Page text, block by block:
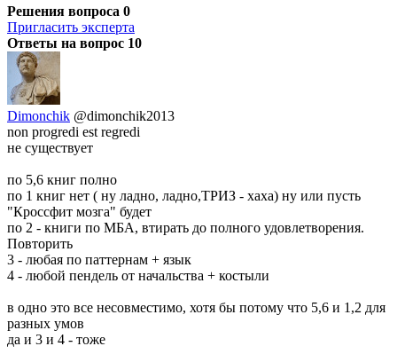
Решения вопроса 0
Пригласить эксперта
Ответы на вопрос 10
Dimonchik @dimonchik2013
non progredi est regredi
не существует
по 5,6 книг полно
по 1 книг нет ( ну ладно, ладно,ТРИЗ - хаха) ну или пусть
"Кроссфит мозга" будет
по 2 - книги по МБА, втирать до полного удовлетворения.
Повторить
3 - любая по паттернам + язык
4 - любой пендель от начальства + костыли
в одно это все несовместимо, хотя бы потому что 5,6 и 1,2 для
разных умов
да и 3 и 4 - тоже